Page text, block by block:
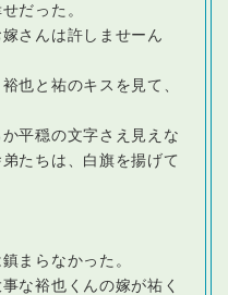
だった。
さんは許しませーん
也と祐のキスを見て、
平穏の文字さえ見えな
たちは、白旗を揚げて
まらなかった。
な裕也くんの嫁が祐く